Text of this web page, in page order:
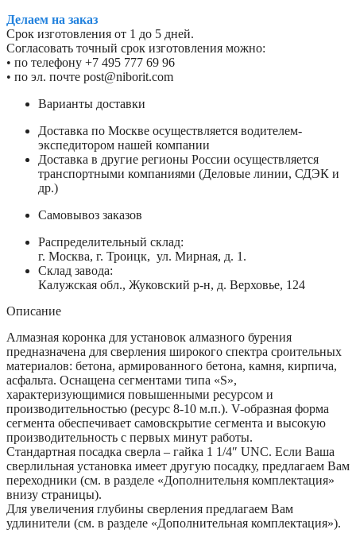
Делаем на заказ
Срок изготовления от 1 до 5 дней.
Согласовать точный срок изготовления можно:
• по телефону +7 495 777 69 96
• по эл. почте post@niborit.com
Варианты доставки
Доставка по Москве осуществляется водителем-
экспедитором нашей компании
Доставка в другие регионы России осуществляется
транспортными компаниями (Деловые линии, СДЭК и
др.)
Самовывоз заказов
Распределительный склад:
г. Москва, г. Троицк, ул. Мирная, д. 1.
Склад завода:
Калужская обл., Жуковский р-н, д. Верховье, 124
Описание
Алмазная коронка для установок алмазного бурения
предназначена для сверления широкого спектра сроительных
материалов: бетона, армированного бетона, камня, кирпича,
асфальта. Оснащена сегментами типа «S»,
характеризующимися повышенными ресурсом и
производительностью (ресурс 8-10 м.п.). V-образная форма
сегмента обеспечивает самовскрытие сегмента и высокую
производительность с первых минут работы.
Стандартная посадка сверла – гайка 1 1/4″ UNC. Если Ваша
сверлильная установка имеет другую посадку, предлагаем Вам
переходники (см. в разделе «Дополнительня комплектация»
внизу страницы).
Для увеличения глубины сверления предлагаем Вам
удлинители (см. в разделе «Дополнительная комплектация»).